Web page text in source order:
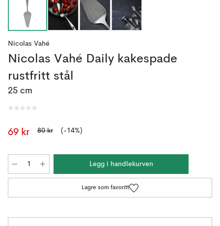
Nicolas Vahé
Nicolas Vahé Daily kakespade
rustfritt stål
25 cm
69 kr 80 kr (-14%)
Legg i handlekurven
Lagre som favoritt